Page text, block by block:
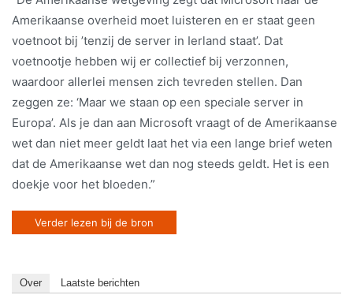
Amerikaanse overheid moet luisteren en er staat geen
voetnoot bij ’tenzij de server in Ierland staat’. Dat
voetnootje hebben wij er collectief bij verzonnen,
waardoor allerlei mensen zich tevreden stellen. Dan
zeggen ze: ‘Maar we staan op een speciale server in
Europa’. Als je dan aan Microsoft vraagt of de Amerikaanse
wet dan niet meer geldt laat het via een lange brief weten
dat de Amerikaanse wet dan nog steeds geldt. Het is een
doekje voor het bloeden.”
Verder lezen bij de bron
Over Laatste berichten